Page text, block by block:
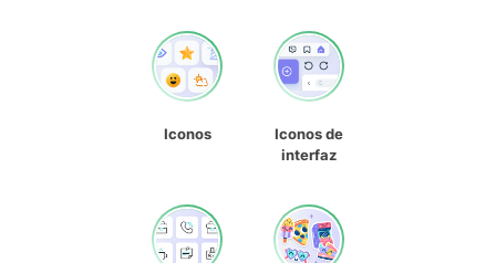
Iconos
Iconos de
interfaz